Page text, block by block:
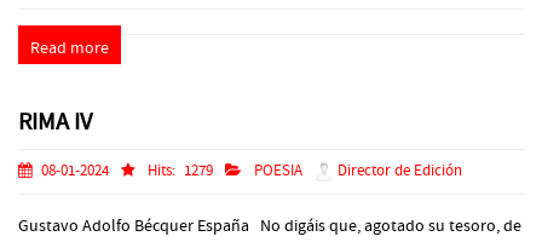
Read more
RIMA IV
08-01-2024 Hits: 1279 POESIA Director de Edición
Gustavo Adolfo Bécquer España No digáis que, agotado su tesoro, de